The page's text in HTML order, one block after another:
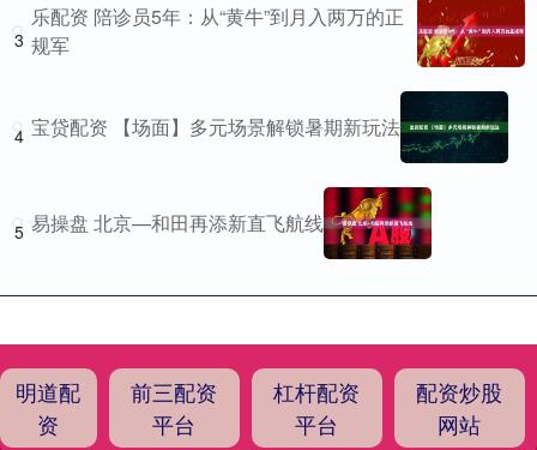
3
乐配资 陪诊员5年：从“黄牛”到月入两万的正
规军
4 宝贷配资 【场面】多元场景解锁暑期新玩法
5 易操盘 北京—和田再添新直飞航线
明道配
资
前三配资
平台
杠杆配资
平台
配资炒股
网站